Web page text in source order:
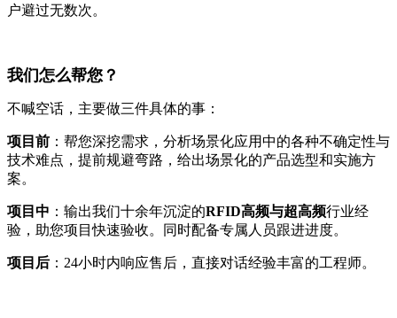
户避过无数次。
我们怎么帮您？
不喊空话，主要做三件具体的事：
项目前 ：帮您深挖需求，分析场景化应用中的各种不确定性与
技术难点，提前规避弯路，给出场景化的产品选型和实施方
案。
项目中 ：输出我们十余年沉淀的RFID高频与超高频行业经
验，助您项目快速验收。同时配备专属人员跟进进度。
项目后 ：24小时内响应售后，直接对话经验丰富的工程师。